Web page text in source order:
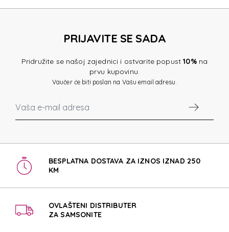
PRIJAVITE SE SADA
Pridružite se našoj zajednici i ostvarite popust10%na
prvu kupovinu.
Vaučer će biti poslan na Vašu email adresu.
BESPLATNA DOSTAVA ZA IZNOS IZNAD 250
KM
OVLAŠTENI DISTRIBUTER
ZA SAMSONITE